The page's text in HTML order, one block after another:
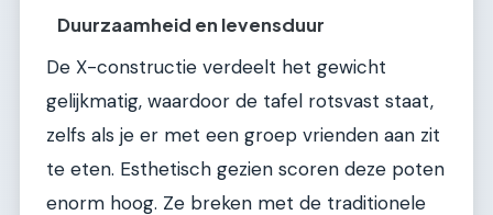
Duurzaamheid en levensduur
De X-constructie verdeelt het gewicht
gelijkmatig, waardoor de tafel rotsvast staat,
zelfs als je er met een groep vrienden aan zit
te eten. Esthetisch gezien scoren deze poten
enorm hoog. Ze breken met de traditionele